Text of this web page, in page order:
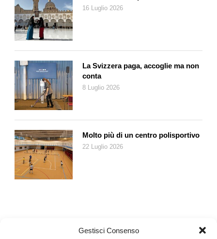
Gestisci Consenso
dell’abito «prêt-à-porter», Milano rinasce e tutto sembra
possibile, tra pochi anni arriverà il boom economico. Max
Huber ha con sé la cultura dell’Europa del Nord, dove è in atto
un fertile scambio tra arti grafiche, pittura, fotografia, design
industriale. Tra gli anni 30 e 40 avevano operato artisti come
Kandinskij, Klee, Max Bill e Jean Arp, e lo spirito del Bauhaus
permea la zurighese Kunstgewerbeschule, vera scuola di arte
applicata. La razionalità di matrice svizzera di Max Huber
sposerà pragmatismo e imprenditorialità milanesi, la
Rinascente diventerà così un crogiolo di sperimentazioni.
come Oliviero Toscani, creativi come Bruno Munari, Enzo Mari
e molti altri. Nel 1953 la svizzera Lora Lamm riuscirà a
sorprendere con la freschezza dei suoi manifesti.
16 Luglio 2026
La Svizzera paga, accoglie ma non
conta
8 Luglio 2026
Molto più di un centro polisportivo
22 Luglio 2026